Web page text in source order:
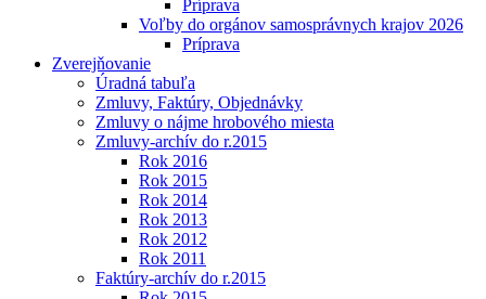
Príprava
Voľby do orgánov samosprávnych krajov 2026
Príprava
Zverejňovanie
Úradná tabuľa
Zmluvy, Faktúry, Objednávky
Zmluvy o nájme hrobového miesta
Zmluvy-archív do r.2015
Rok 2016
Rok 2015
Rok 2014
Rok 2013
Rok 2012
Rok 2011
Faktúry-archív do r.2015